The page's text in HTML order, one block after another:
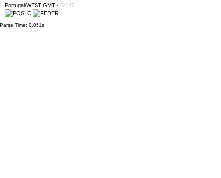
Portugal/WEST GMT · S:147
Parse Time: 0.051s